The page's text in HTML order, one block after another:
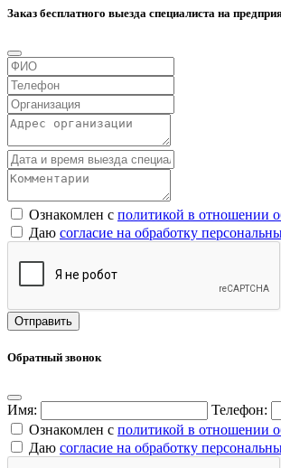
Заказ бесплатного выезда специалиста на
Ознакомлен с политикой в отношении
Даю согласие на обработку
Обратный звонок
Имя:
Телефон:
Ознакомлен с политикой в отношении
Даю согласие на обработку